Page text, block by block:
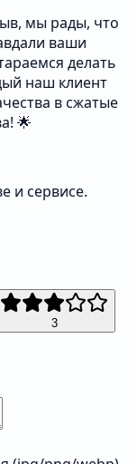
мы рады, что
ваши
делать
наш клиент
в сжатые
🌟
и сервисе.
3